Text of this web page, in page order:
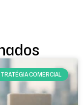
COMERCIAL